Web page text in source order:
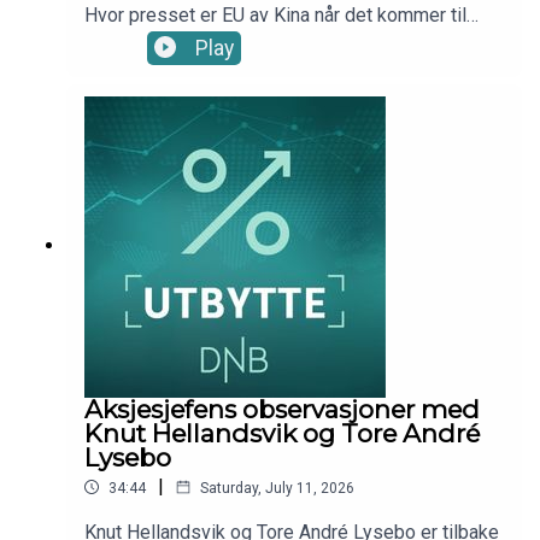
Hvor presset er EU av Kina når det kommer til
handel? Og hvor viktig er AI, ikke bare for
finansmarkedet, men for den globale veksten?I
sjeføkonom Kjersti Haugland.Episoden ble spilt
inn onsdag 1. juli 2026Produsent: Kim-André
Farago, DNB Wealth Management Investment
Office
Play
Aksjesjefens observasjoner med
Knut Hellandsvik og Tore André
Lysebo
34:44 | Saturday, July 11, 2026
Knut Hellandsvik og Tore André Lysebo er tilbake